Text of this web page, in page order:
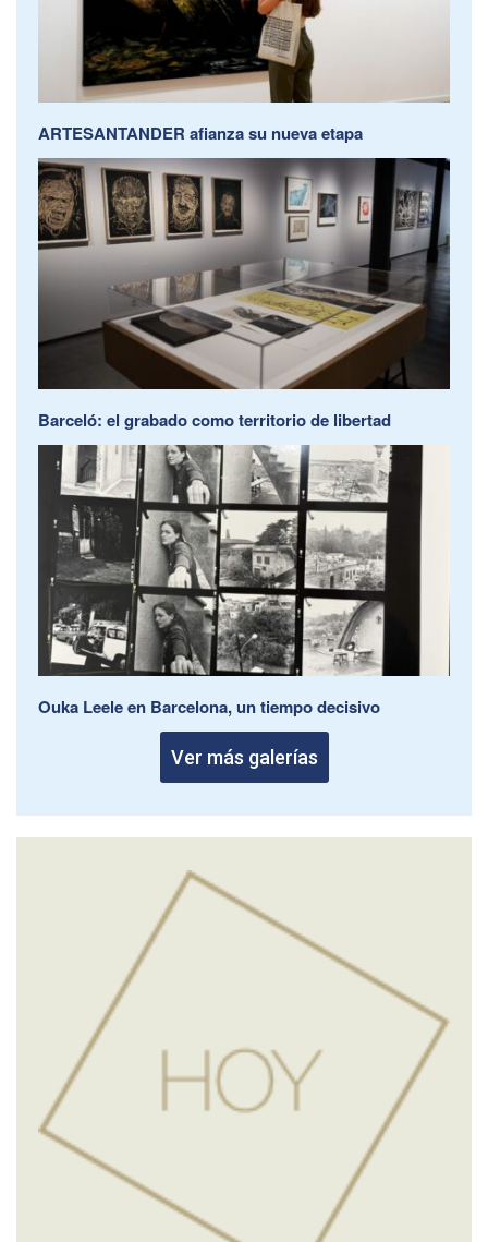
ARTESANTANDER afianza su nueva etapa
Barceló: el grabado como territorio de libertad
Ouka Leele en Barcelona, un tiempo decisivo
Ver más galerías